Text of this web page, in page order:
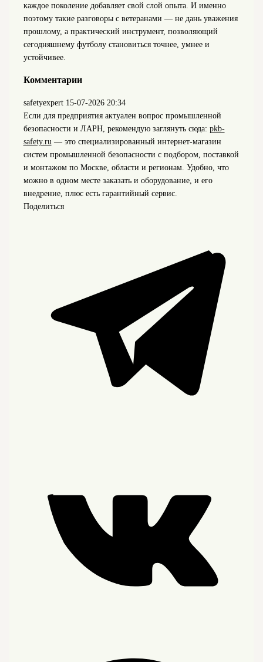
каждое поколение добавляет свой слой опыта. И именно
поэтому такие разговоры с ветеранами — не дань уважения
прошлому, а практический инструмент, позволяющий
сегодняшнему футболу становиться точнее, умнее и
устойчивее.
Комментарии
safetyexpert 15-07-2026 20:34
Если для предприятия актуален вопрос промышленной
безопасности и ЛАРН, рекомендую заглянуть сюда: pkb-
safety.ru — это специализированный интернет‑магазин
систем промышленной безопасности с подбором, поставкой
и монтажом по Москве, области и регионам. Удобно, что
можно в одном месте заказать и оборудование, и его
внедрение, плюс есть гарантийный сервис.
Поделиться